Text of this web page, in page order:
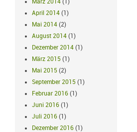
März 2014 (1)
April 2014 (1)
Mai 2014 (2)
August 2014 (1)
Dezember 2014 (1)
März 2015 (1)
Mai 2015 (2)
September 2015 (1)
Februar 2016 (1)
Juni 2016 (1)
Juli 2016 (1)
Dezember 2016 (1)